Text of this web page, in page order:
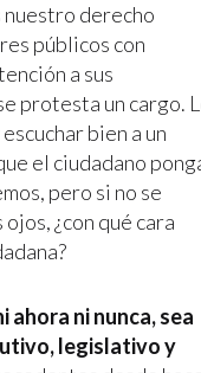
nuestro derecho
públicos con
a sus
protesta un cargo.
bien a un
el ciudadano
pero si no se
¿con qué cara
ahora ni nunca, sea
legislativo y